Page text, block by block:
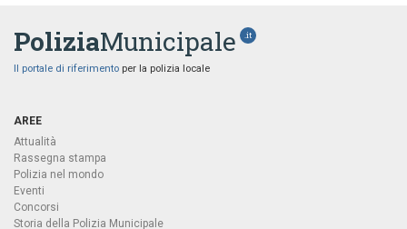
PoliziaMunicipale .it
Il portale di riferimento per la polizia locale
AREE
Attualità
Rassegna stampa
Polizia nel mondo
Eventi
Concorsi
Storia della Polizia Municipale